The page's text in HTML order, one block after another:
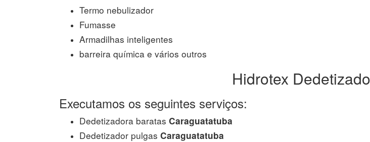
Termo nebulizador
Fumasse
Armadilhas inteligentes
barreira química e vários outros
Hidrotex
Executamos os seguintes serviços:
Dedetizadora baratas Caraguatatuba
Dedetizador pulgas Caraguatatuba